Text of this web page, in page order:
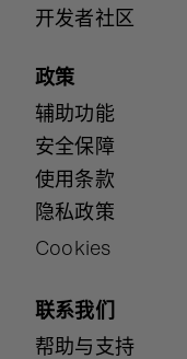
开发者社区
政策
辅助功能
安全保障
使用条款
隐私政策
Cookies
联系我们
帮助与支持